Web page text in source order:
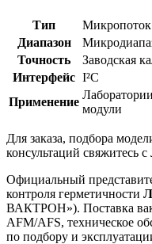
Тип
Микропоток
Диапазон
Точность
Заводская
Интерфейс I²C
Применение
модули
Для заказа, подбора
консультаций
Официальный
контроля герметичности
ВАКТРОН»). Поставка
AFM/AFS, техническое
по подбору и